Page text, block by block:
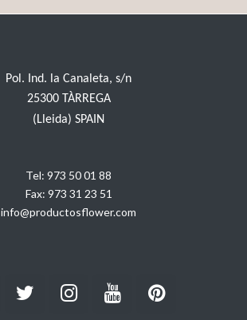
Pol. Ind. la Canaleta, s/n
25300 TÀRREGA
(Lleida) SPAIN
Tel: 973 50 01 88
Fax: 973 31 23 51
info@productosflower.com